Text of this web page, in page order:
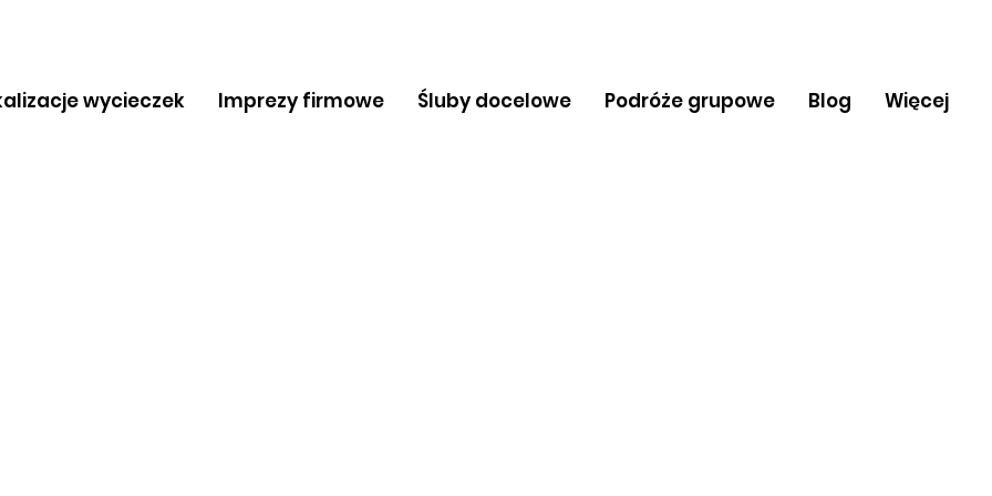
wycieczek Imprezy firmowe Śluby docelowe Podróże grupowe Blog Więcej